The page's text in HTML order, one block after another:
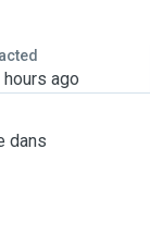
ago
dans